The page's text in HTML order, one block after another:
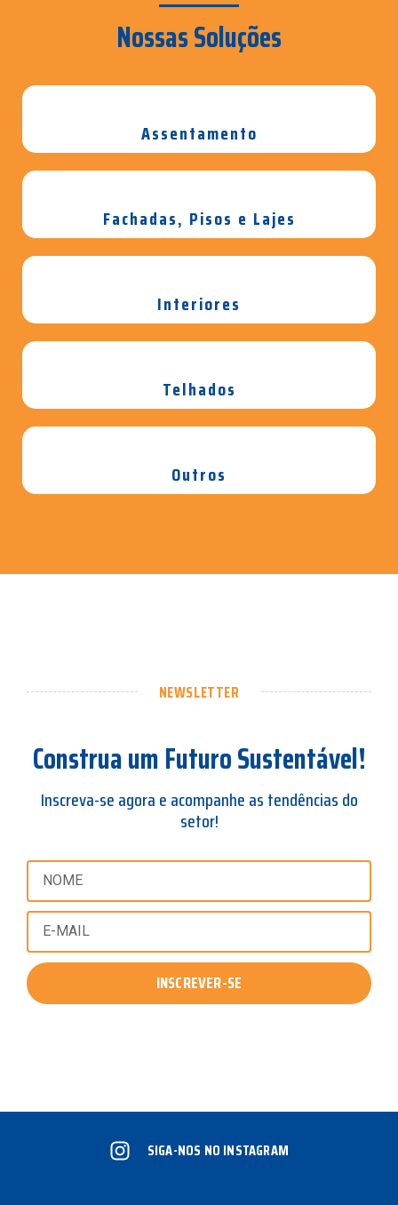
Nossas Soluções
Assentamento
Fachadas, Pisos e Lajes
Interiores
Telhados
Outros
NEWSLETTER
Construa um Futuro Sustentável!
Inscreva-se agora e acompanhe as tendências do
setor!
INSCREVER-SE
SIGA-NOS NO INSTAGRAM